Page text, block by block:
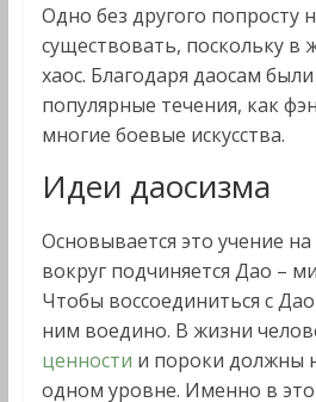
Одно без другого попросту
существовать, поскольку в
хаос. Благодаря даосам
популярные течения, как
многие боевые искусства.
Идеи даосизма
Основывается это учение
вокруг подчиняется Дао –
Чтобы воссоединиться с
ним воедино. В жизни
ценности и пороки должны
одном уровне. Именно в